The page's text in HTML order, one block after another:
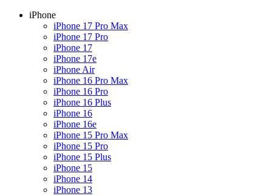
iPhone
iPhone 17 Pro Max
iPhone 17 Pro
iPhone 17
iPhone 17e
iPhone Air
iPhone 16 Pro Max
iPhone 16 Pro
iPhone 16 Plus
iPhone 16
iPhone 16e
iPhone 15 Pro Max
iPhone 15 Pro
iPhone 15 Plus
iPhone 15
iPhone 14
iPhone 13